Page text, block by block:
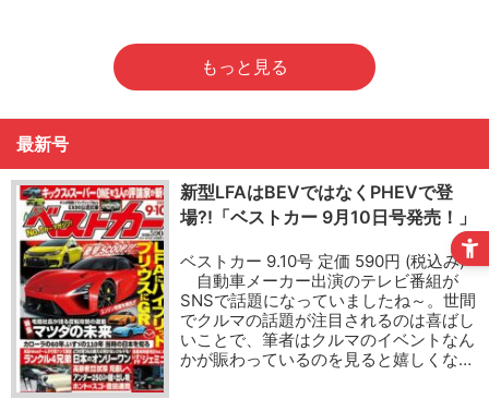
もっと見る
最新号
新型LFAはBEVではなくPHEVで登
場?!「ベストカー 9月10日号発売！」
ベストカー 9.10号 定価 590円 (税込み)
自動車メーカー出演のテレビ番組が
SNSで話題になっていましたね～。世間
でクルマの話題が注目されるのは喜ばし
いことで、筆者はクルマのイベントなん
かが賑わっているのを見ると嬉しくな…